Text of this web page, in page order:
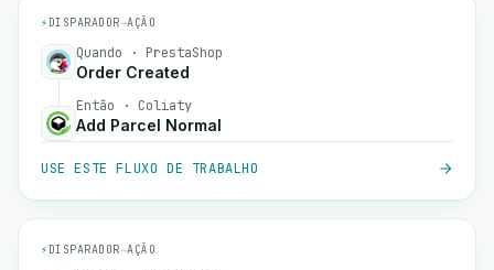
⚡ DISPARADOR→AÇÃO
Quando · PrestaShop
Order Created
Então · Coliaty
Add Parcel Normal
USE ESTE FLUXO DE TRABALHO
⚡ DISPARADOR→AÇÃO